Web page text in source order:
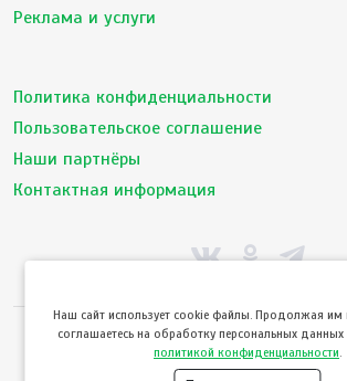
Реклама и услуги
Политика конфиденциальности
Пользовательское соглашение
Наши партнёры
Контактная информация
© ТвойПродукт 2010 - 2026
Использование сайта означает согласие с
Политикой конфиденциальностисервиса
Hаш сайт использует cookie файлы. Продолжая им
соглашаетесь на обработку персональных данных
политикой конфиденциальности